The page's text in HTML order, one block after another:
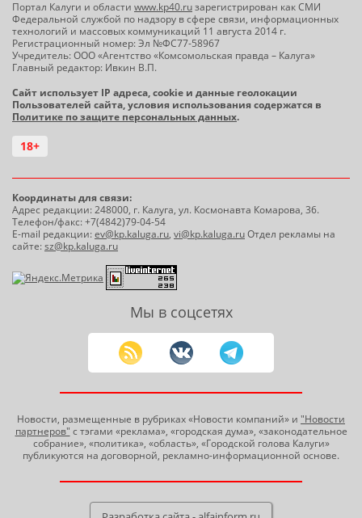
Портал Калуги и области www.kp40.ruзарегистрирован как СМИ
Федеральной службой по надзору в сфере связи, информационных
технологий и массовых коммуникаций 11 августа 2014 г.
Регистрационный номер: Эл №ФС77-58967
Учредитель: ООО «Агентство «Комсомольская правда – Калуга»
Главный редактор: Ивкин В.П.
Сайт использует IP адреса, cookie и данные геолокации
Пользователей сайта, условия использования содержатся в
Политике по защите персональных данных.
18+
Координаты для связи:
Адрес редакции: 248000, г. Калуга, ул. Космонавта Комарова, 36.
Телефон/факс: +7(4842)79-04-54
E-mail редакции:ev@kp.kaluga.ru, vi@kp.kaluga.ruОтдел рекламы на
сайте:sz@kp.kaluga.ru
Мы в соцсетях
Новости, размещенные в рубриках «Новости компаний» и "Новости
партнеров" с тэгами «реклама», «городская дума», «законодательное
собрание», «политика», «область», «Городской голова Калуги»
публикуются на договорной, рекламно-информационной основе.